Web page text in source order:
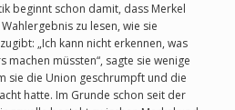
beginnt schon damit, dass Merkel
zu lesen, wie sie
„Ich kann nicht erkennen, was
machen müssten“, sagte sie wenige
sie die Union geschrumpft und die
hatte. Im Grunde schon seit der